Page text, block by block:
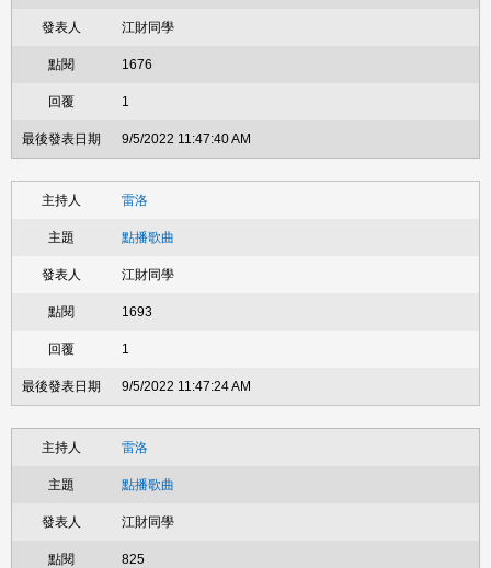
江財同學
1676
1
9/5/2022 11:47:40 AM
雷洛
點播歌曲
江財同學
1693
1
9/5/2022 11:47:24 AM
雷洛
點播歌曲
江財同學
825